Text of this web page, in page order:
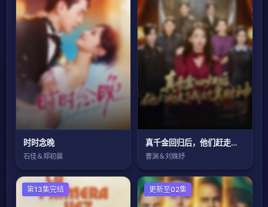
时时念晚
石佳＆郑初晨
真千金回归后，他们赶走了我这个真财神
曹渊＆刘姝妤
海外剧
第13集完结 欧美剧
更新至02集